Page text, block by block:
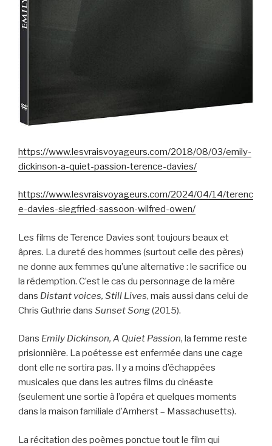
https://www.lesvraisvoyageurs.com/2018/08/03/emily-
dickinson-a-quiet-passion-terence-davies/
https://www.lesvraisvoyageurs.com/2024/04/14/terenc
e-davies-siegfried-sassoon-wilfred-owen/
Les films de Terence Davies sont toujours beaux et
âpres. La dureté des hommes (surtout celle des pères)
ne donne aux femmes qu’une alternative : le sacrifice ou
la rédemption. C’est le cas du personnage de la mère
dans Distant voices, Still Lives, mais aussi dans celui de
Chris Guthrie dans Sunset Song(2015).
Dans Emily Dickinson, A Quiet Passion, la femme reste
prisionnière. La poétesse est enfermée dans une cage
dont elle ne sortira pas. Il y a moins d’échappées
musicales que dans les autres films du cinéaste
(seulement une sortie à l’opéra et quelques moments
dans la maison familiale d’Amherst – Massachusetts).
La récitation des poèmes ponctue tout le film qui